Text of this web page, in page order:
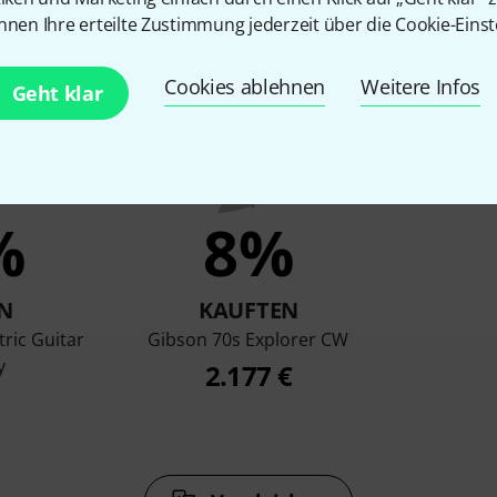
Ihre erteilte Zustimmung jederzeit über die Cookie-
Geht klar Cookies ablehnen Weitere Infos
Guitar
8%
KAUFTEN
Gibson 70s Explorer CW
2.177 €